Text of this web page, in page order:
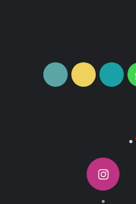
واتس
آپارات ایتا
۰
۰